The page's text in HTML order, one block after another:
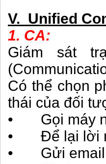
V. Unified
1. CA:
Giám sát
Có thể chọn
thái của đối
• Gọi máy
• Để lại lời
• Gửi email